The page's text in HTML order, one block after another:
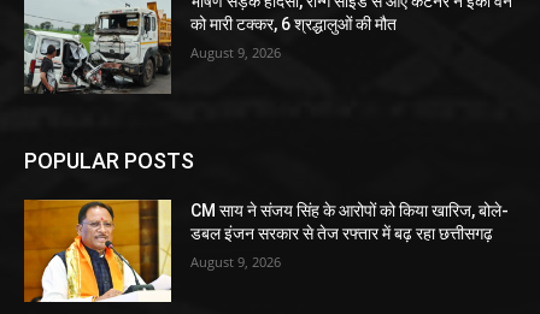
को मारी टक्कर, 6 श्रद्धालुओं की मौत
August 9, 2026
POPULAR POSTS
CM साय ने संजय सिंह के आरोपों को किया खारिज, बोले-
डबल इंजन सरकार से तेज रफ्तार में बढ़ रहा छत्तीसगढ़
August 9, 2026